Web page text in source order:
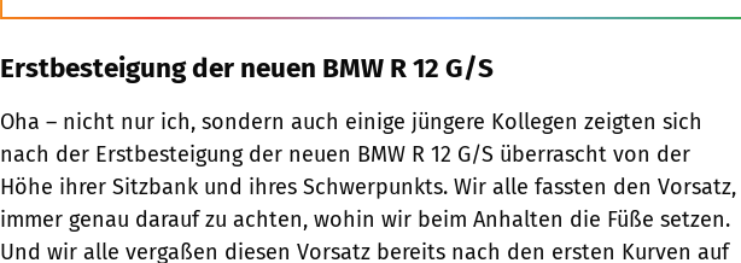
Erstbesteigung der neuen BMW R 12 G/S
Oha – nicht nur ich, sondern auch einige jüngere Kollegen zeigten sich
nach der Erstbesteigung der neuen BMW R 12 G/S überrascht von der
Höhe ihrer Sitzbank und ihres Schwerpunkts. Wir alle fassten den Vorsatz,
immer genau darauf zu achten, wohin wir beim Anhalten die Füße setzen.
Und wir alle vergaßen diesen Vorsatz bereits nach den ersten Kurven auf